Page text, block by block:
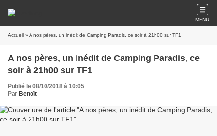
MENU
Accueil » A nos pères, un inédit de Camping Paradis, ce soir à 21h00 sur TF1
A nos pères, un inédit de Camping Paradis, ce
soir à 21h00 sur TF1
Publié le 08/10/2018 à 10:05
Par Benoît